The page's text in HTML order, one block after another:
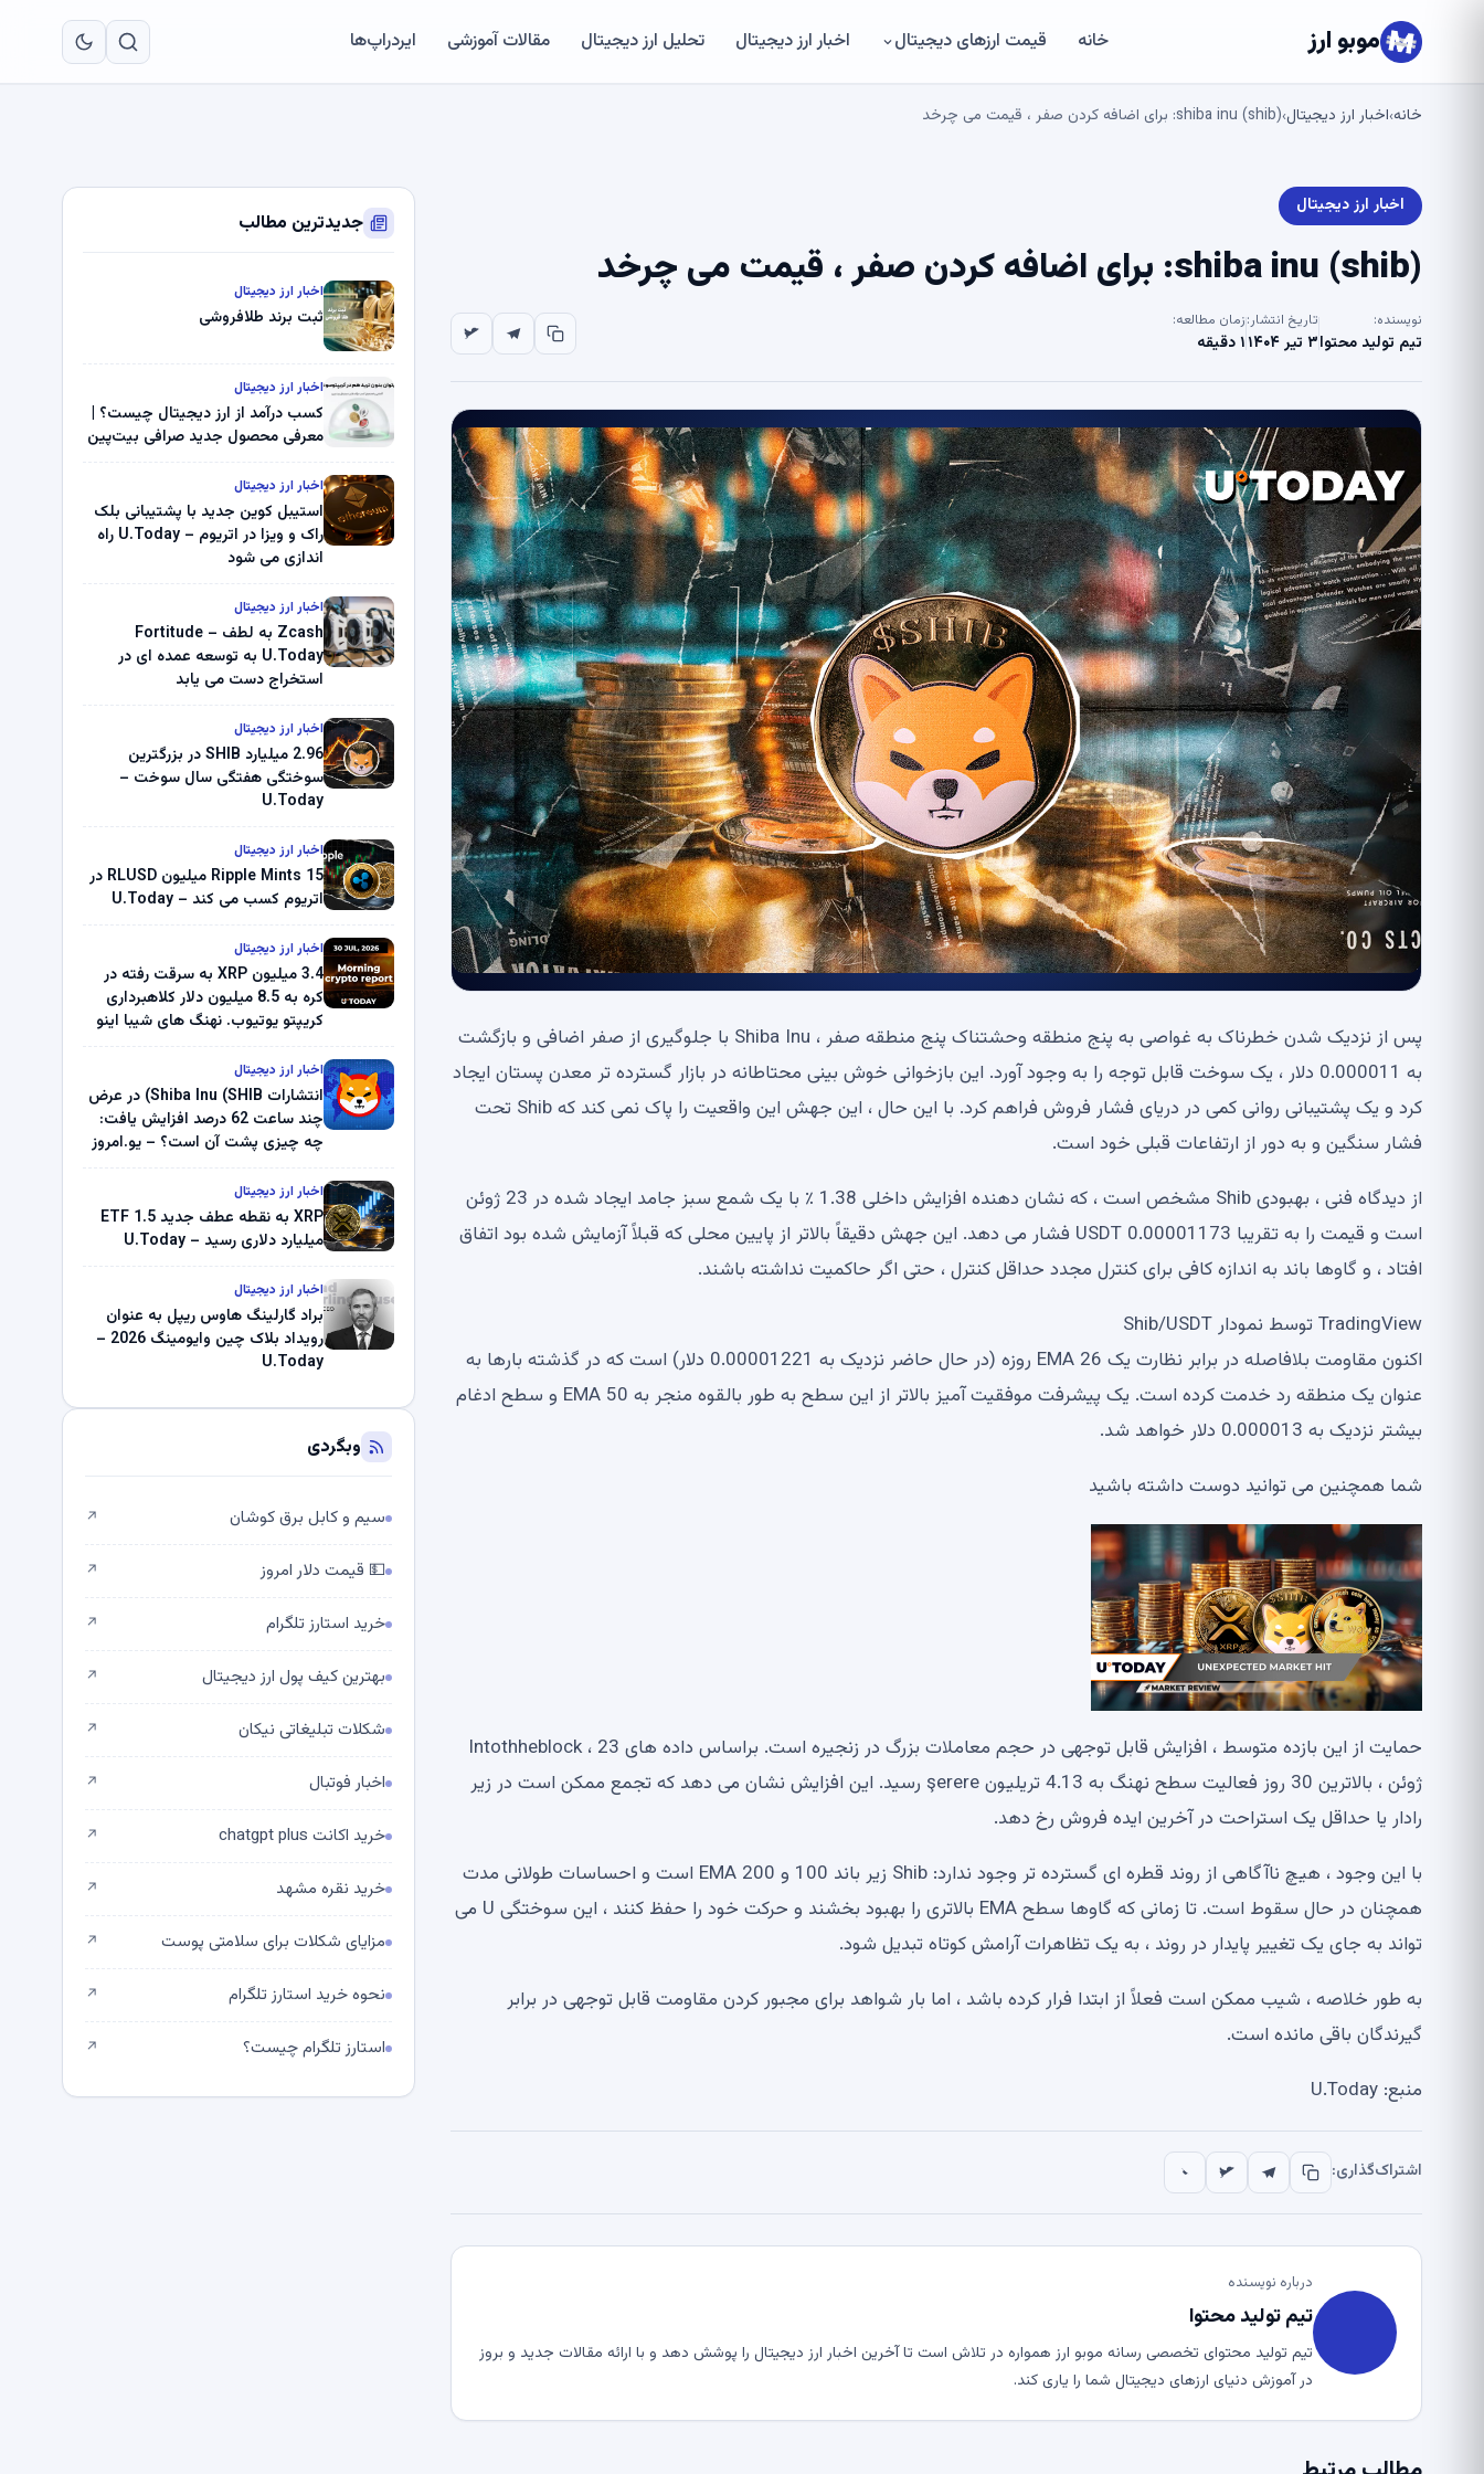
موبو ارز خانه قیمت ارزهای دیجیتال اخبار ارز دیجیتال تحلیل ارز دیجیتال مقالات آموزشی ایردراپ‌ها
خانه›اخبار ارز دیجیتال›shiba inu (shib): برای اضافه کردن صفر ، قیمت می چرخد
اخبار ارز دیجیتال
shiba inu (shib): برای اضافه کردن صفر ، قیمت می چرخد
نویسنده:
تیم تولید محتوا
تاریخ انتشار:
۳ تیر ۱۴۰۴
زمان مطالعه:
۱ دقیقه
پس از نزدیک شدن خطرناک به غواصی به پنج منطقه وحشتناک پنج منطقه صفر ، Shiba Inu با جلوگیری از صفر اضافی و بازگشت
به 0.000011 دلار ، یک سوخت قابل توجه را به وجود آورد. این بازخوانی خوش بینی محتاطانه در بازار گسترده تر معدن پستان ایجاد
کرد و یک پشتیبانی روانی کمی در دریای فشار فروش فراهم کرد. با این حال ، این جهش این واقعیت را پاک نمی کند که Shib تحت
فشار سنگین و به دور از ارتفاعات قبلی خود است.
از دیدگاه فنی ، بهبودی Shib مشخص است ، که نشان دهنده افزایش داخلی 1.38 ٪ با یک شمع سبز جامد ایجاد شده در 23 ژوئن
است و قیمت را به تقریبا 0.00001173 USDT فشار می دهد. این جهش دقیقاً بالاتر از پایین محلی که قبلاً آزمایش شده بود اتفاق
افتاد ، و گاوها باند به اندازه کافی برای کنترل مجدد حداقل کنترل ، حتی اگر حاکمیت نداشته باشند.
TradingView توسط نمودار Shib/USDT
اکنون مقاومت بلافاصله در برابر نظارت یک EMA 26 روزه (در حال حاضر نزدیک به 0.00001221 دلار) است که در گذشته بارها به
عنوان یک منطقه رد خدمت کرده است. یک پیشرفت موفقیت آمیز بالاتر از این سطح به طور بالقوه منجر به 50 EMA و سطح ادغام
بیشتر نزدیک به 0.000013 دلار خواهد شد.
شما همچنین می توانید دوست داشته باشید
حمایت از این بازده متوسط ​​، افزایش قابل توجهی در حجم معاملات بزرگ در زنجیره است. براساس داده های Intothheblock ، 23
ژوئن ، بالاترین 30 روز فعالیت سطح نهنگ به 4.13 تریلیون şerere رسید. این افزایش نشان می دهد که تجمع ممکن است در زیر
رادار یا حداقل یک استراحت در آخرین ایده فروش رخ دهد.
با این وجود ، هیچ ناآگاهی از روند قطره ای گسترده تر وجود ندارد: Shib زیر باند 100 و 200 EMA است و احساسات طولانی مدت
همچنان در حال سقوط است. تا زمانی که گاوها سطح EMA بالاتری را بهبود بخشند و حرکت خود را حفظ کنند ، این سوختگی U می
تواند به جای یک تغییر پایدار در روند ، به یک تظاهرات آرامش کوتاه تبدیل شود.
به طور خلاصه ، شیب ممکن است فعلاً از ابتدا فرار کرده باشد ، اما بار شواهد برای مجبور کردن مقاومت قابل توجهی در برابر
گیرندگان باقی مانده است.
منبع: U.Today
اشتراک‌گذاری:
درباره نویسنده
تیم تولید محتوا
تیم تولید محتوای تخصصی رسانه موبو ارز همواره در تلاش است تا آخرین اخبار ارز دیجیتال را پوشش دهد و با ارائه مقالات جدید و بروز
در آموزش دنیای ارزهای دیجیتال شما را یاری کند.
جدیدترین مطالب
اخبار ارز دیجیتال
ثبت برند طلافروشی
اخبار ارز دیجیتال
کسب درآمد از ارز دیجیتال چیست؟ |
معرفی محصول جدید صرافی بیت‌پین
اخبار ارز دیجیتال
استیبل کوین جدید با پشتیبانی بلک
راک و ویزا در اتریوم – U.Today راه
اندازی می شود
اخبار ارز دیجیتال
Zcash به لطف Fortitude –
U.Today به توسعه عمده ای در
استخراج دست می یابد
اخبار ارز دیجیتال
2.96 میلیارد SHIB در بزرگترین
سوختگی هفتگی سال سوخت –
U.Today
اخبار ارز دیجیتال
Ripple Mints 15 میلیون RLUSD در
اتریوم کسب می کند – U.Today
اخبار ارز دیجیتال
3.4 میلیون XRP به سرقت رفته در
کره به 8.5 میلیون دلار کلاهبرداری
کریپتو یوتیوب. نهنگ های شیبا اینو
میلیون دلار U-Turn در بیت کوین را
ثبت کرد – گزارش کریپتو صبح –
U.Today
اخبار ارز دیجیتال
انتشارات Shiba Inu (SHIB) در عرض
چند ساعت 62 درصد افزایش یافت:
چه چیزی پشت آن است؟ – یو.امروز
اخبار ارز دیجیتال
XRP به نقطه عطف جدید ETF 1.5
میلیارد دلاری رسید – U.Today
اخبار ارز دیجیتال
براد گارلینگ هاوس ریپل به عنوان
رویداد بلاک چین وایومینگ 2026 –
U.Today
وبگردی
سیم و کابل برق کوشان ↗
💵 قیمت دلار امروز ↗
خرید استارز تلگرام ↗
بهترین کیف پول ارز دیجیتال ↗
شکلات تبلیغاتی نیکان ↗
اخبار فوتبال ↗
خرید اکانت chatgpt plus ↗
خرید نقره مشهد ↗
مزایای شکلات برای سلامتی پوست ↗
نحوه خرید استارز تلگرام ↗
استارز تلگرام چیست؟ ↗